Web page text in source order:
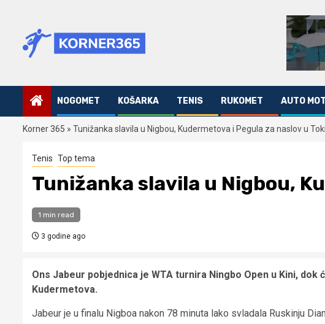
content
NOGOMET KOŠARKA TENIS RUKOMET AUTO
Korner 365 » Tunižanka slavila u Nigbou, Kudermetova i Pegula za naslov u
Tenis Top tema
Tunižanka slavila u Nigbou,
1 min read
3 godine ago
Ons Jabeur pobjednica je WTA turnira Ningbo Open u Kini,
Kudermetova.
Jabeur je u finalu Nigboa nakon 78 minuta lako svladala Ruskinju